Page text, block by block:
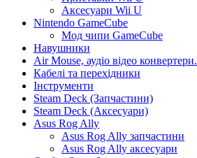
Аксесуари Wii U
Nintendo GameCube
Мод чипи GameCube
Навушники
Air Mouse, аудіо відео конвертери.
Кабелі та перехідники
Інструменти
Steam Deck (Запчастини)
Steam Deck (Аксесуари)
Asus Rog Ally
Asus Rog Ally запчастини
Asus Rog Ally аксесуари